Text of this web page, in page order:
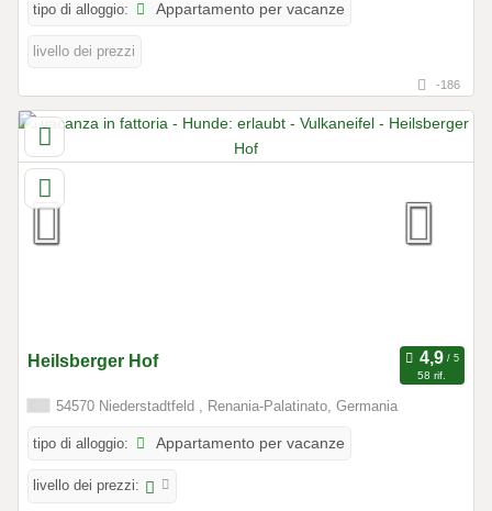
tipo di alloggio: Appartamento per vacanze
livello dei prezzi
-186
Heilsberger Hof
58 rif.
54570 Niederstadtfeld , Renania-Palatinato, Germania
tipo di alloggio: Appartamento per vacanze
livello dei prezzi: